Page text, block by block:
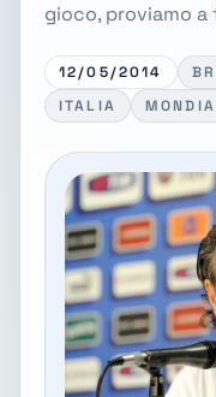
gioco, proviamo
12/05/2014
ITALIA